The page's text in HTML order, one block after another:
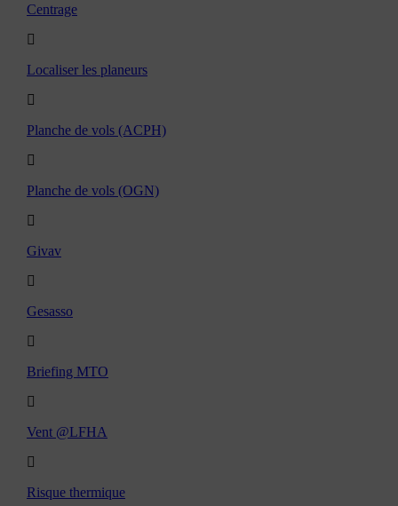
Centrage
Localiser les planeurs
Planche de vols (ACPH)
Planche de vols (OGN)
Givav
Gesasso
Briefing MTO
Vent @LFHA
Risque thermique